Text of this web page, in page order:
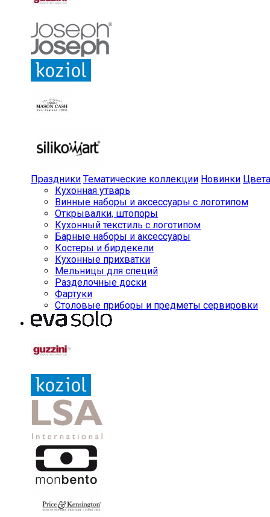
Праздники Тематические коллекции Новинки Цвета
Кухонная утварь
Винные наборы и аксессуары с логотипом
Открывалки, штопоры
Кухонный текстиль с логотипом
Барные наборы и аксессуары
Костеры и бирдекели
Кухонные прихватки
Мельницы для специй
Разделочные доски
Фартуки
Столовые приборы и предметы сервировки